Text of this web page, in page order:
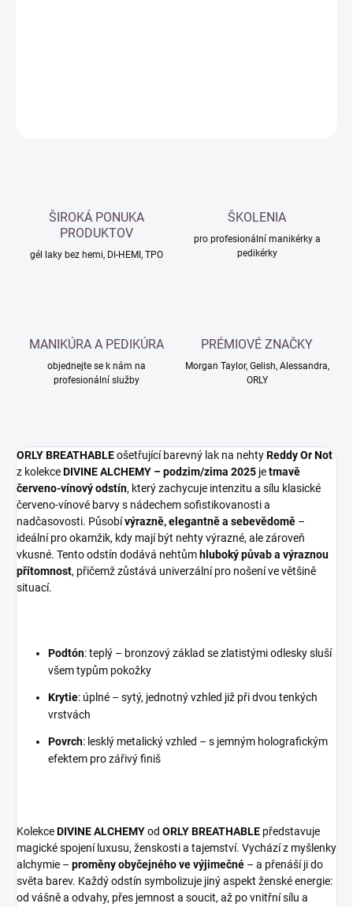
ŠIROKÁ PONUKA
PRODUKTOV
gél laky bez hemi, DI-HEMI, TPO
ŠKOLENIA
pro profesionální manikérky a
pedikérky
MANIKÚRA A PEDIKÚRA
objednejte se k nám na
profesionální služby
PRÉMIOVÉ ZNAČKY
Morgan Taylor, Gelish, Alessandra,
ORLY
ORLY BREATHABLEošetřující barevný lak na nehtyReddy Or Not
z kolekceDIVINE ALCHEMY – podzim/zima 2025 jetmavě
červeno-vínový odstín, který zachycuje intenzitu a sílu klasické
červeno-vínové barvy s nádechem sofistikovanosti a
nadčasovosti. Působívýrazně, elegantně a sebevědomě –
ideální pro okamžik, kdy mají být nehty výrazné, ale zároveň
vkusné. Tento odstín dodává nehtům hluboký půvab a výraznou
přítomnost, přičemž zůstává univerzální pro nošení ve většině
situací.
Podtón: teplý – bronzový základ se zlatistými odlesky sluší
všem typům pokožky
Krytie: úplné – sytý, jednotný vzhled již při dvou tenkých
vrstvách
Povrch: lesklý metalický vzhled – s jemným holografickým
efektem pro zářivý finiš
KolekceDIVINE ALCHEMYod ORLY BREATHABLE představuje
magické spojení luxusu, ženskosti a tajemství. Vychází z myšlenky
alchymie – proměny obyčejného ve výjimečné – a přenáší ji do
světa barev. Každý odstín symbolizuje jiný aspekt ženské energie:
od vášně a odvahy, přes jemnost a soucit, až po vnitřní sílu a